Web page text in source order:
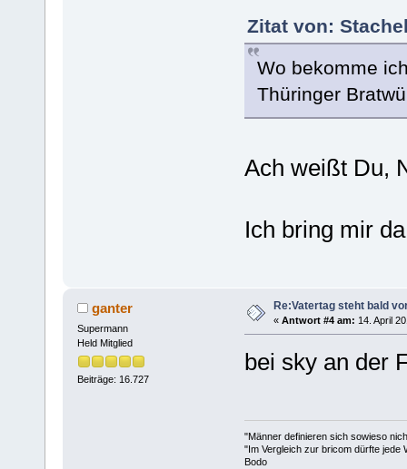
Zitat von:
Wo bekomme
Thüringer
Ach weißt Du,
Ich bring mir
ganter
Supermann
Held Mitglied
Beiträge: 16.727
Re:Vatertag steht bald
« Antwort #4 am: 14. April
bei sky an der
"Männer definieren sich sowieso
"Im Vergleich zur bricom dürfte jede
Bodo